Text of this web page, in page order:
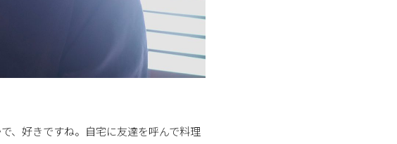
、好きですね。自宅に友達を呼んで料理